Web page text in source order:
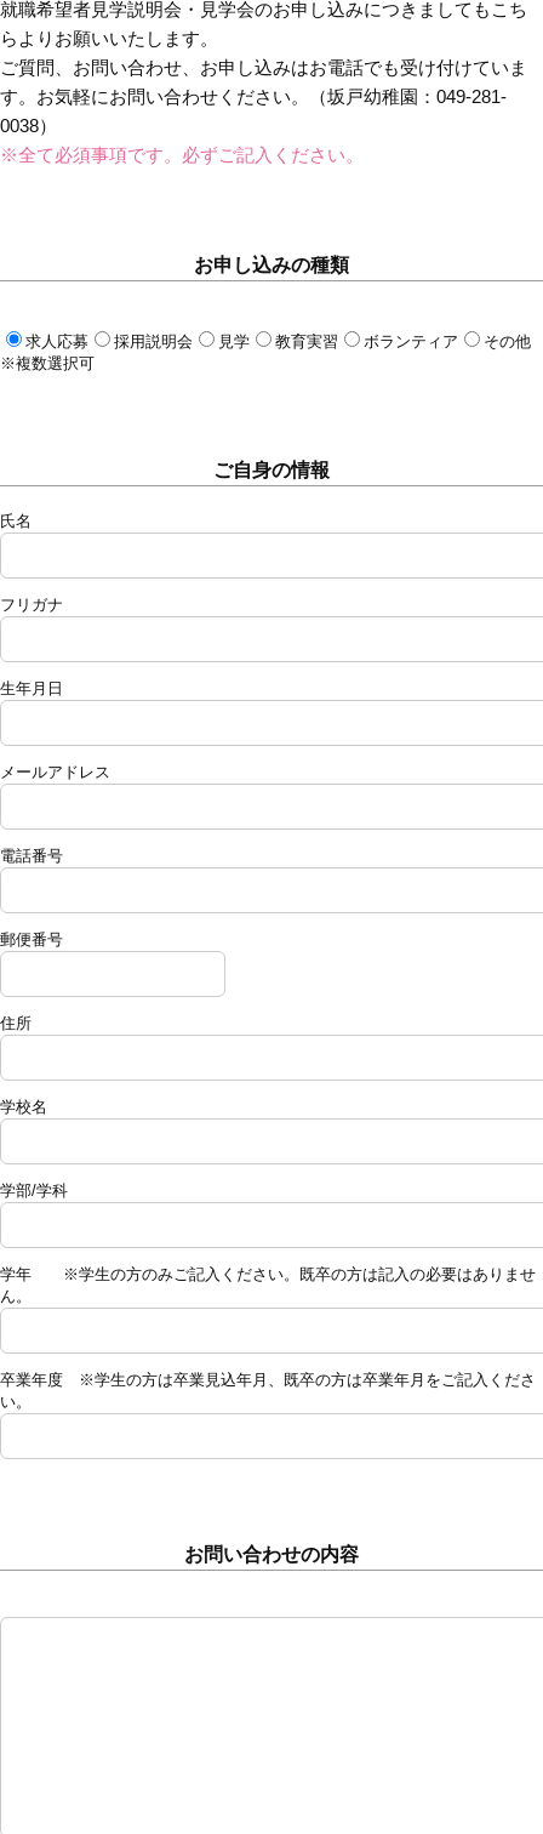
就職希望者見学説明会・見学会のお申し込みにつきましてもこち
らよりお願いいたします。
ご質問、お問い合わせ、お申し込みはお電話でも受け付けていま
す。お気軽にお問い合わせください。（坂戸幼稚園：049-281-
0038）
※全て必須事項です。必ずご記入ください。
お申し込みの種類
求人応募 採用説明会 見学 教育実習 ボランティア
その他
※複数選択可
ご自身の情報
氏名
フリガナ
生年月日
メールアドレス
電話番号
郵便番号
住所
学校名
学部/学科
学年 ※学生の方のみご記入ください。既卒の方は記入の必要はありませ
ん。
卒業年度 ※学生の方は卒業見込年月、既卒の方は卒業年月をご記入くださ
い。
お問い合わせの内容